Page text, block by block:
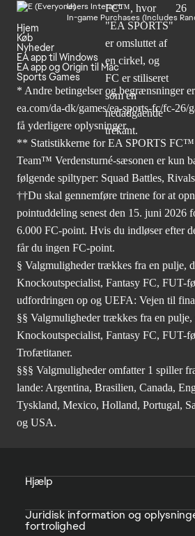
Users Interact
In-game Purchases (Includes
Hjem
Køb
Nyheder
EA app til Windows
EA app og Origin til Mac
Sports Games
* Andre betingelser og begrænsninger
ea.com/da-dk/games/ea-sports-fc/fc-26/
få yderligere oplysninger.
** Statistikkerne for EA SPORTS
Team™ Verdensturné-sæsonen er kun
følgende spiltyper: Squad Battles,
††Du skal gennemføre trinene for at
pointuddeling senest den 15. juni 2026
6.000 FC-point. Hvis du indløser efter
får du ingen FC-point.
§ Valgmuligheder trækkes fra en pulje,
Knockoutspecialist, Fantasy FC, FUT-
udfordringen op og UEFA: Vejen til
§§ Valgmuligheder trækkes fra en pulje,
Knockoutspecialist, Fantasy FC, FUT-
Trofætitaner.
§§§ Valgmuligheder omfatter 1 spiller
lande: Argentina, Brasilien, Canada,
Tyskland, Mexico, Holland, Portugal,
og USA.
Hjælp
Juridisk information og
fortrolighed